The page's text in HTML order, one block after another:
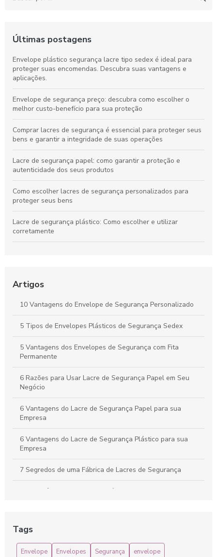
Últimas postagens
Envelope plástico segurança lacre tipo sedex é ideal para
proteger suas encomendas. Descubra suas vantagens e
aplicações.
Envelope de segurança preço: descubra como escolher o
melhor custo-benefício para sua proteção
Comprar lacres de segurança é essencial para proteger seus
bens e garantir a integridade de suas operações
Lacre de segurança papel: como garantir a proteção e
autenticidade dos seus produtos
Como escolher lacres de segurança personalizados para
proteger seus bens
Lacre de segurança plástico: Como escolher e utilizar
corretamente
Como Escolher o Melhor Envelope Plástico para Segurança
Adesivo Lacre de Segurança: Como Escolher e Utilizar para
Proteger Seus Produtos
Lacre de segurança: como escolher o melhor para proteger
seus bens
Artigos
10 Vantagens do Envelope de Segurança Personalizado
5 Tipos de Envelopes Plásticos de Segurança Sedex
5 Vantagens dos Envelopes de Segurança com Fita
Permanente
6 Razões para Usar Lacre de Segurança Papel em Seu
Negócio
6 Vantagens do Lacre de Segurança Papel para sua
Empresa
6 Vantagens do Lacre de Segurança Plástico para sua
Empresa
7 Segredos de uma Fábrica de Lacres de Segurança
A Importância do Envelope Plástico de Segurança com
Proteger Seus Produtos
Adesivo Lacre de Segurança: Proteção Garantida
Tags
Envelope Envelopes Segurança envelope